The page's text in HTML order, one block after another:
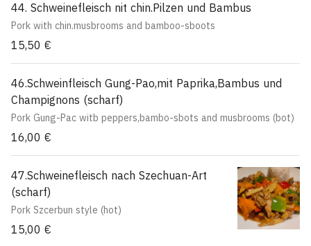
44. Schweinefleisch nit chin.Pilzen und Bambus
Pork with chin.musbrooms and bamboo-sboots
15,50 €
46.Schweinfleisch Gung-Pao,mit Paprika,Bambus und
Champignons (scharf)
Pork Gung-Pac witb peppers,bambo-sbots and musbrooms (bot)
16,00 €
47.Schweinefleisch nach Szechuan-Art
(scharf)
Pork Szcerbun style (hot)
15,00 €